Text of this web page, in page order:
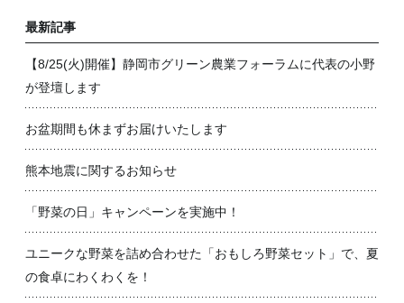
最新記事
【8/25(火)開催】静岡市グリーン農業フォーラムに代表の小野
が登壇します
お盆期間も休まずお届けいたします
熊本地震に関するお知らせ
「野菜の日」キャンペーンを実施中！
ユニークな野菜を詰め合わせた「おもしろ野菜セット」で、夏
の食卓にわくわくを！